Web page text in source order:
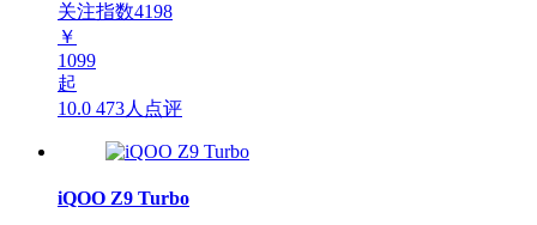
关注指数4198
￥
1099
起
10.0 473人点评
iQOO Z9 Turbo